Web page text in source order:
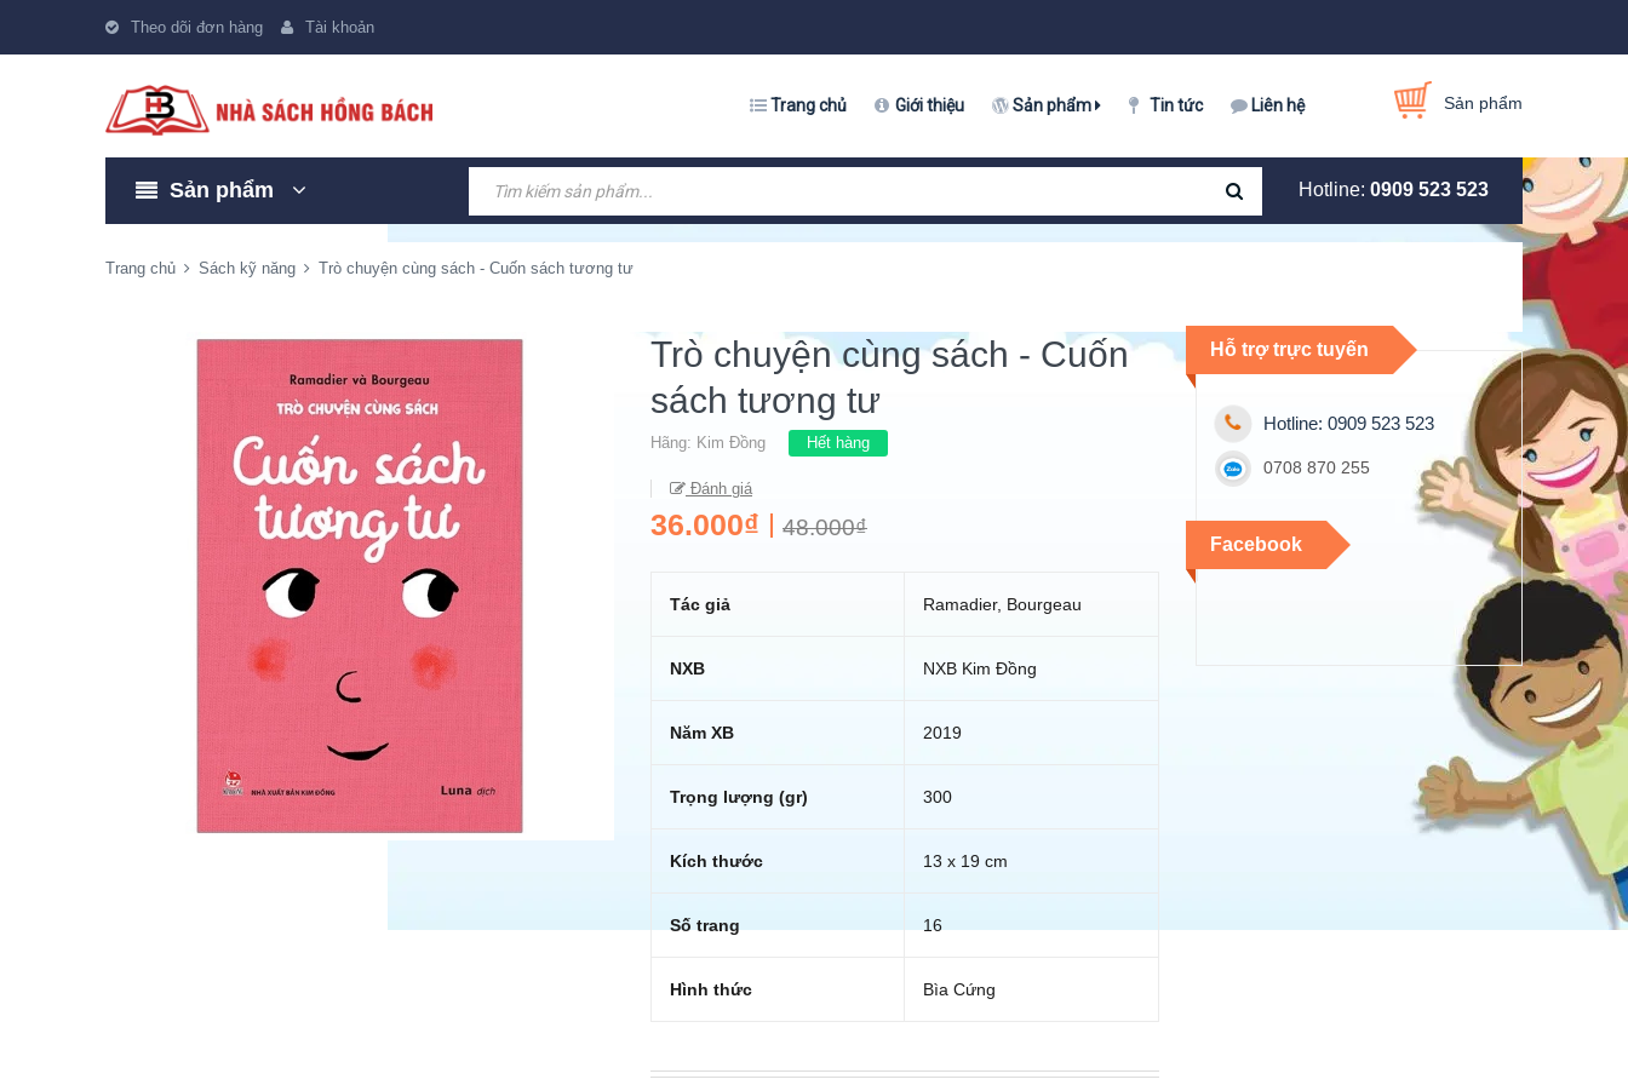
Theo dõi đơn hàng Tài khoản
Trang chủ Giới thiệu Sản phẩm Tin tức Liên hệ Sản phẩm
Sản phẩm Hotline: 0909 523 523
Trang chủ Sách kỹ năng Trò chuyện cùng sách - Cuốn sách tương tư
Trò chuyện cùng sách - Cuốn
sách tương tư
Hãng: Kim Đồng Hết hàng
Đánh giá
36.000₫ 48.000₫
Tác giả Ramadier, Bourgeau
NXB NXB Kim Đồng
Năm XB 2019
Trọng lượng (gr) 300
Kích thước 13 x 19 cm
Số trang 16
Hình thức Bìa Cứng
Hỗ trợ trực tuyến
Hotline: 0909 523 523
0708 870 255
Facebook